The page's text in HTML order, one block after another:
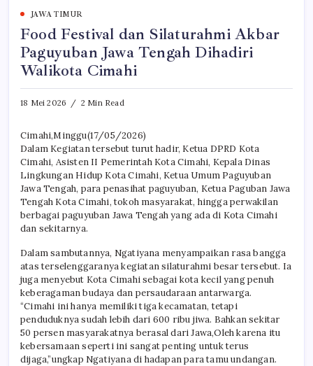
JAWA TIMUR
Food Festival dan Silaturahmi Akbar
Paguyuban Jawa Tengah Dihadiri
Walikota Cimahi
18 Mei 2026 2 Min Read
Cimahi,Minggu(17/05/2026)
Dalam Kegiatan tersebut turut hadir, Ketua DPRD Kota
Cimahi, Asisten II Pemerintah Kota Cimahi, Kepala Dinas
Lingkungan Hidup Kota Cimahi, Ketua Umum Paguyuban
Jawa Tengah, para penasihat paguyuban, Ketua Paguban Jawa
Tengah Kota Cimahi, tokoh masyarakat, hingga perwakilan
berbagai paguyuban Jawa Tengah yang ada di Kota Cimahi
dan sekitarnya.
Dalam sambutannya, Ngatiyana menyampaikan rasa bangga
atas terselenggaranya kegiatan silaturahmi besar tersebut. Ia
juga menyebut Kota Cimahi sebagai kota kecil yang penuh
keberagaman budaya dan persaudaraan antarwarga.
“Cimahi ini hanya memiliki tiga kecamatan, tetapi
penduduknya sudah lebih dari 600 ribu jiwa. Bahkan sekitar
50 persen masyarakatnya berasal dari Jawa,Oleh karena itu
kebersamaan seperti ini sangat penting untuk terus
dijaga,”ungkap Ngatiyana di hadapan para tamu undangan.